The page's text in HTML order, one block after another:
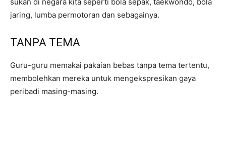
sukan di negara kita seperti bola sepak, taekwondo, bola
jaring, lumba permotoran dan sebagainya.
TANPA TEMA
Guru-guru memakai pakaian bebas tanpa tema tertentu,
membolehkan mereka untuk mengekspresikan gaya
peribadi masing-masing.